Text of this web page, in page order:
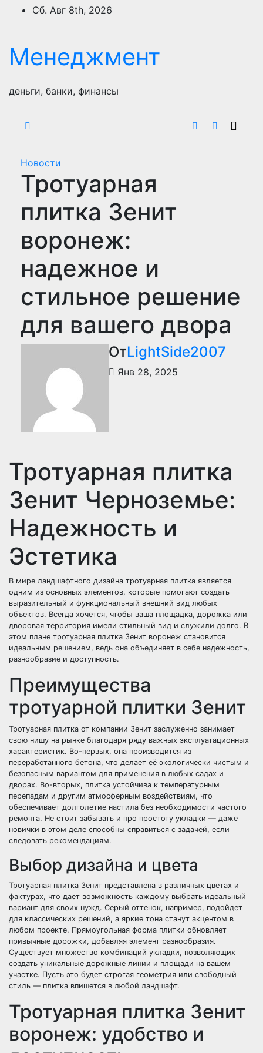
ПерейтиСб. Авг 8th, 2026
Менеджмент
деньги, банки, финансы
Новости
Тротуарная
плитка Зенит
воронеж:
надежное и
стильное решение
для вашего двора
ОтLightSide2007
Янв 28, 2025
Тротуарная плитка
Зенит Черноземье:
Надежность и
Эстетика
В мире ландшафтного дизайна тротуарная плитка является
одним из основных элементов, которые помогают создать
выразительный и функциональный внешний вид любых
объектов. Всегда хочется, чтобы ваша площадка, дорожка или
дворовая территория имели стильный вид и служили долго. В
этом плане тротуарная плитка Зенит воронеж становится
идеальным решением, ведь она объединяет в себе надежность,
разнообразие и доступность.
Преимущества
тротуарной плитки Зенит
Тротуарная плитка от компании Зенит заслуженно занимает
свою нишу на рынке благодаря ряду важных эксплуатационных
характеристик. Во-первых, она производится из
переработанного бетона, что делает её экологически чистым и
безопасным вариантом для применения в любых садах и
дворах. Во-вторых, плитка устойчива к температурным
перепадам и другим атмосферным воздействиям, что
обеспечивает долголетие настила без необходимости частого
ремонта. Не стоит забывать и про простоту укладки — даже
новички в этом деле способны справиться с задачей, если
следовать рекомендациям.
Выбор дизайна и цвета
Тротуарная плитка Зенит представлена в различных цветах и
фактурах, что дает возможность каждому выбрать идеальный
вариант для своих нужд. Серый оттенок, например, подойдет
для классических решений, а яркие тона станут акцентом в
любом проекте. Прямоугольная форма плитки обновляет
привычные дорожки, добавляя элемент разнообразия.
Существует множество комбинаций укладки, позволяющих
создать уникальные дорожные линии и площади на вашем
участке. Пусть это будет строгая геометрия или свободный
стиль — плитка впишется в любой ландшафт.
Тротуарная плитка Зенит
воронеж: удобство и